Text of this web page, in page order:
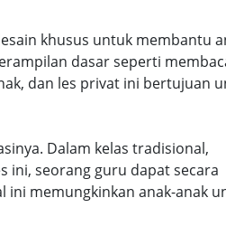
khusus untuk membantu
dasar seperti
dan les privat ini bertujuan
Dalam kelas tradisional,
ini, seorang guru dapat secara
ini memungkinkan anak-anak